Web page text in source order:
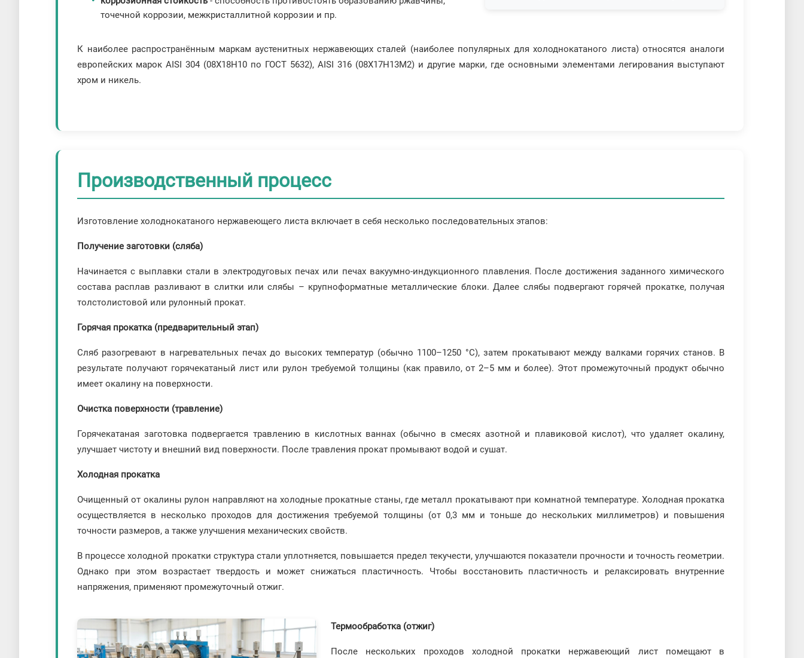
точечной коррозии, межкристаллитной коррозии и пр.
К наиболее распространённым маркам аустенитных нержавеющих сталей (наиболее популярных для холоднокатаного листа) относятся аналоги
европейских марок AISI 304 (08Х18Н10 по ГОСТ 5632), AISI 316 (08Х17Н13М2) и другие марки, где основными элементами легирования выступают
хром и никель.
Производственный процесс
Изготовление холоднокатаного нержавеющего листа включает в себя несколько последовательных этапов:
Получение заготовки (сляба)
Начинается с выплавки стали в электродуговых печах или печах вакуумно-индукционного плавления. После достижения заданного химического
состава расплав разливают в слитки или слябы – крупноформатные металлические блоки. Далее слябы подвергают горячей прокатке, получая
толстолистовой или рулонный прокат.
Горячая прокатка (предварительный этап)
Сляб разогревают в нагревательных печах до высоких температур (обычно 1100–1250 °C), затем прокатывают между валками горячих станов. В
результате получают горячекатаный лист или рулон требуемой толщины (как правило, от 2–5 мм и более). Этот промежуточный продукт обычно
имеет окалину на поверхности.
Очистка поверхности (травление)
Горячекатаная заготовка подвергается травлению в кислотных ваннах (обычно в смесях азотной и плавиковой кислот), что удаляет окалину,
улучшает чистоту и внешний вид поверхности. После травления прокат промывают водой и сушат.
Холодная прокатка
Очищенный от окалины рулон направляют на холодные прокатные станы, где металл прокатывают при комнатной температуре. Холодная прокатка
осуществляется в несколько проходов для достижения требуемой толщины (от 0,3 мм и тоньше до нескольких миллиметров) и повышения
точности размеров, а также улучшения механических свойств.
В процессе холодной прокатки структура стали уплотняется, повышается предел текучести, улучшаются показатели прочности и точность геометрии.
Однако при этом возрастает твердость и может снижаться пластичность. Чтобы восстановить пластичность и релаксировать внутренние
напряжения, применяют промежуточный отжиг.
Термообработка (отжиг)
После нескольких проходов холодной прокатки нержавеющий лист помещают в